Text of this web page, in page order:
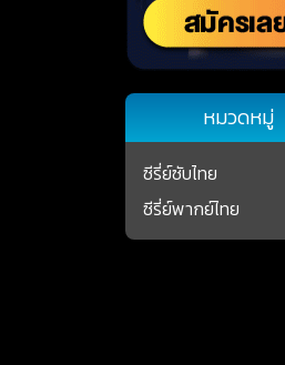
หมวดหมู่
ซีรี่ย์ซับไทย
ซีรี่ย์พากย์ไทย